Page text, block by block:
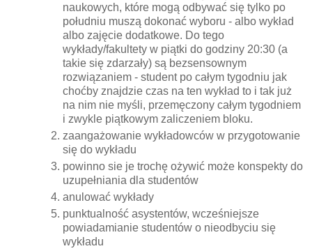
naukowych, które mogą odbywać się tylko po
południu muszą dokonać wyboru - albo wykład
albo zajęcie dodatkowe. Do tego
wykłady/fakultety w piątki do godziny 20:30 (a
takie się zdarzały) są bezsensownym
rozwiązaniem - student po całym tygodniu jak
choćby znajdzie czas na ten wykład to i tak już
na nim nie myśli, przemęczony całym tygodniem
i zwykle piątkowym zaliczeniem bloku.
zaangażowanie wykładowców w przygotowanie
się do wykładu
powinno sie je trochę ożywić może konspekty do
uzupełniania dla studentów
anulować wykłady
punktualność asystentów, wcześniejsze
powiadamianie studentów o nieodbyciu się
wykładu